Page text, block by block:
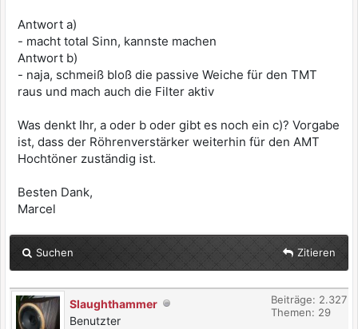
Antwort a)
- macht total Sinn, kannste machen
Antwort b)
- naja, schmeiß bloß die passive Weiche für den TMT
raus und mach auch die Filter aktiv
Was denkt Ihr, a oder b oder gibt es noch ein c)? Vorgabe
ist, dass der Röhrenverstärker weiterhin für den AMT
Hochtöner zuständig ist.
Besten Dank,
Marcel
Suchen Zitieren
Slaughthammer
Benutzter
Beiträge: 2.327
Themen: 29